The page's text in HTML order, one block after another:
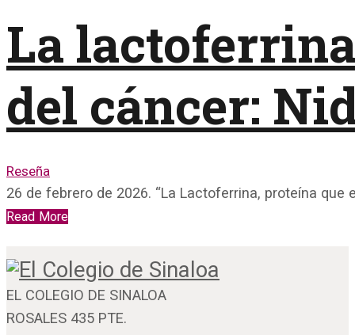
La
del cáncer:
Reseña
26 de febrero de 2026. “La Lactoferrina, proteína que
Read More
EL COLEGIO DE SINALOA
ROSALES 435 PTE.